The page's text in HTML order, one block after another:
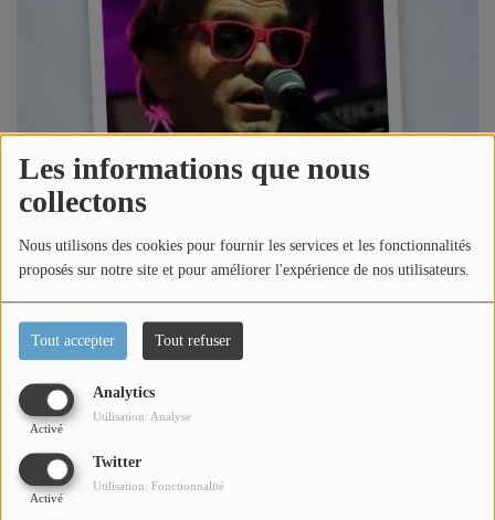
Les informations que nous
collectons
Nous utilisons des cookies pour fournir les services et les fonctionnalités
proposés sur notre site et pour améliorer l'expérience de nos utilisateurs.
Tout accepter Tout refuser
Analytics
Activé
Utilisation: Analyse
Twitter
Activé
Utilisation: Fonctionnalité
Titres diffusés
Diffusions
Podcasts
Jeu concours
Contactez-nous
Se connecter
Écouter le podcast
Dans l'émission l'invité de la semaine, Loric reçoit le
Chanteur Frédéric LONGBOIS qui nous parle de sa carrière,